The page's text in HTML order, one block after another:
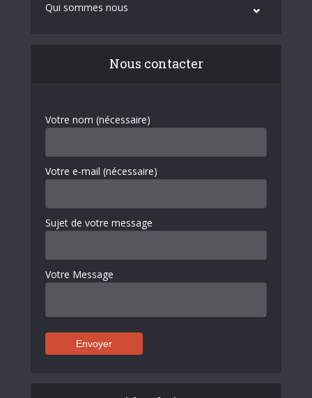
Qui sommes nous
Nous contacter
Votre nom (nécessaire)
Votre e-mail (nécessaire)
Sujet de votre message
Votre Message